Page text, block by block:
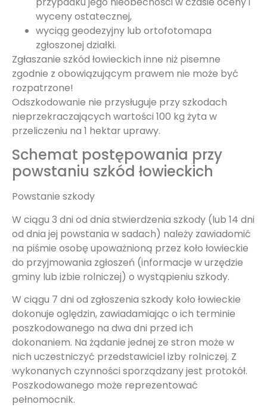
wyceny ostatecznej,
wyciąg geodezyjny lub ortofotomapa
zgłoszonej działki.
Zgłaszanie szkód łowieckich inne niż pisemne
zgodnie z obowiązującym prawem nie może być
rozpatrzone!
Odszkodowanie nie przysługuje przy szkodach
nieprzekraczających wartości 100 kg żyta w
przeliczeniu na 1 hektar uprawy.
Schemat postępowania przy
powstaniu szkód łowieckich
Powstanie szkody
W ciągu 3 dni od dnia stwierdzenia szkody (lub 14 dni
od dnia jej powstania w sadach) należy zawiadomić
na piśmie osobę upoważnioną przez koło łowieckie
do przyjmowania zgłoszeń (informacje w urzędzie
gminy lub izbie rolniczej) o wystąpieniu szkody.
W ciągu 7 dni od zgłoszenia szkody koło łowieckie
dokonuje oględzin, zawiadamiając o ich terminie
poszkodowanego na dwa dni przed ich
dokonaniem. Na żądanie jednej ze stron może w
nich uczestniczyć przedstawiciel izby rolniczej. Z
wykonanych czynności sporządzany jest protokół.
Poszkodowanego może reprezentować
pełnomocnik.